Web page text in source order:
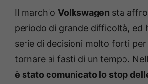
Il marchio Volkswagen sta
periodo di grande difficoltà, ed
serie di decisioni molto forti per
tornare ai fasti di un tempo.
è stato comunicato lo stop